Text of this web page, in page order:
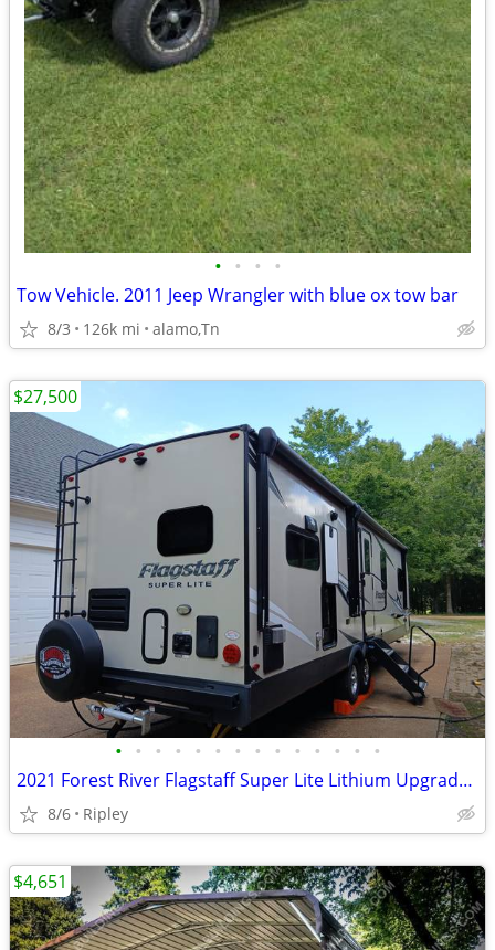
• • • •
Tow Vehicle. 2011 Jeep Wrangler with blue ox tow bar
8/3 126k mi alamo,Tn
• • • • • • • • • • • • • •
2021 Forest River Flagstaff Super Lite Lithium Upgrades!
8/6 Ripley
$27,500
$4,651